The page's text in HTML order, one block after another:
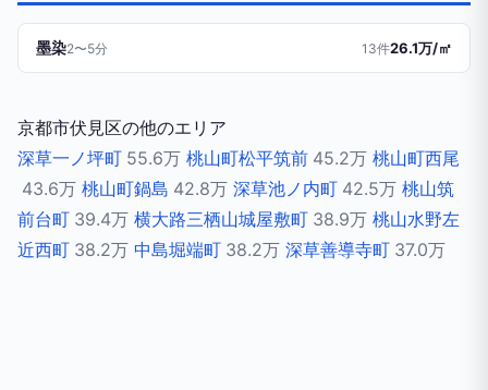
墨染2〜5分 13件26.1万/㎡
京都市伏見区の他のエリア
深草一ノ坪町 55.6万 桃山町松平筑前 45.2万 桃山町西尾
43.6万 桃山町鍋島 42.8万 深草池ノ内町 42.5万 桃山筑
前台町 39.4万 横大路三栖山城屋敷町 38.9万 桃山水野左
近西町 38.2万 中島堀端町 38.2万 深草善導寺町 37.0万